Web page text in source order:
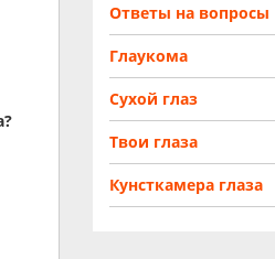
Ответы на вопросы
Глаукома
Сухой глаз
Твои глаза
Кунсткамера глаза